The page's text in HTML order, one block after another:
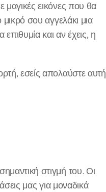
μαγικές εικόνες που θα
σου αγγελάκι μια
και αν έχεις, η
εσείς απολαύστε αυτή
στιγμή του. Οι
μας για μοναδικά